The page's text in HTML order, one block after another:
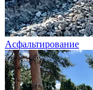
Асфальтирование